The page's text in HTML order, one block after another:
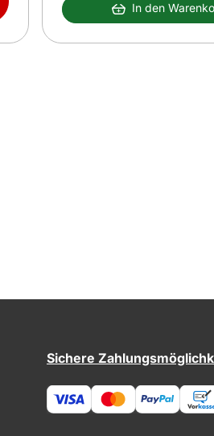
In den
Sichere